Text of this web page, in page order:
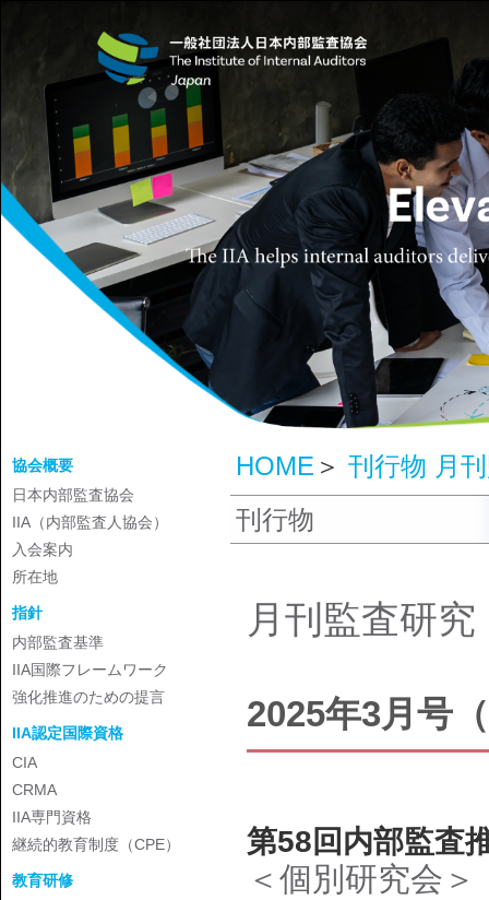
協会概要
日本内部監査協会
IIA（内部監査人協会）
入会案内
所在地
指針
内部監査基準
IIA国際フレームワーク
強化推進のための提言
IIA認定国際資格
CIA
CRMA
IIA専門資格
継続的教育制度（CPE）
教育研修
HOME ＞ 刊行物 月
刊行物
月刊監査研究
2025年3月号
第58回内部監査
＜個別研究会＞